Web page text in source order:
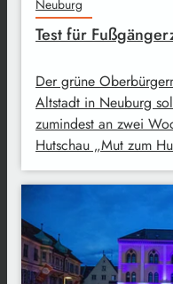
Neuburg
Test für
Der grüne
Altstadt in Neuburg
zumindest an zwei
Hutschau „Mut zum